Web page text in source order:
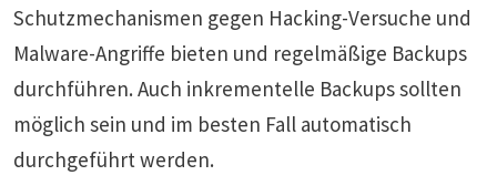
Schutzmechanismen gegen Hacking-Versuche und
Malware-Angriffe bieten und regelmäßige Backups
durchführen. Auch inkrementelle Backups sollten
möglich sein und im besten Fall automatisch
durchgeführt werden.